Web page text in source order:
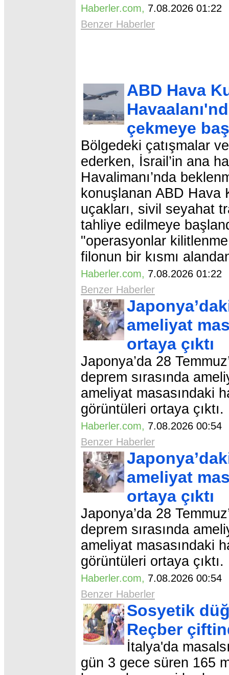
Haberler.com, 7.08.2026
Benzer Haberler
ABD Hava
çekmeye
Bölgedeki çatışmalar
ederken, İsrail’in ana
Havalimanı’nda
konuşlanan ABD Hava
uçakları, sivil seyahat
tahliye edilmeye
"operasyonlar
filonun bir kısmı
Haberler.com, 7.08.2026
Benzer Haberler
ameliyat
ortaya çıktı
Japonya’da 28
deprem sırasında
ameliyat masasındaki
görüntüleri ortaya çıktı.
Haberler.com, 7.08.2026
Benzer Haberler
ameliyat
ortaya çıktı
Japonya’da 28
deprem sırasında
ameliyat masasındaki
görüntüleri ortaya çıktı.
Haberler.com, 7.08.2026
Benzer Haberler
Sosyetik
Reçber
İtalya'da
gün 3 gece süren 165